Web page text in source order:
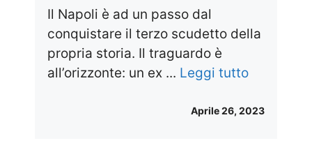
Il Napoli è ad un passo dal
conquistare il terzo scudetto della
propria storia. Il traguardo è
all’orizzonte: un ex ... Leggi tutto
Aprile 26, 2023